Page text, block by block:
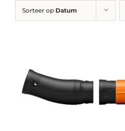
naar
Sorteer op Datum